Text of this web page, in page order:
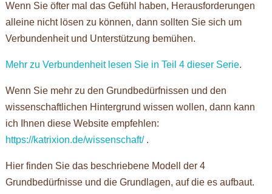
Wenn Sie öfter mal das Gefühl haben, Herausforderungen
alleine nicht lösen zu können, dann sollten Sie sich um
Verbundenheit und Unterstützung bemühen.
Mehr zu Verbundenheit lesen Sie in Teil 4 dieser Serie.
Wenn Sie mehr zu den Grundbedürfnissen und den
wissenschaftlichen Hintergrund wissen wollen, dann kann
ich Ihnen diese Website empfehlen:
https://katrixion.de/wissenschaft/.
Hier finden Sie das beschriebene Modell der 4
Grundbedürfnisse und die Grundlagen, auf die es aufbaut.